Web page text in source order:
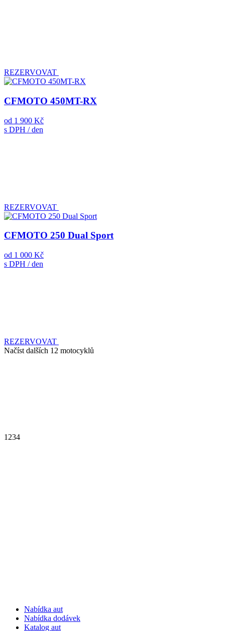
REZERVOVAT
CFMOTO 450MT-RX
od 1 900 Kč
s DPH / den
REZERVOVAT
CFMOTO 250 Dual Sport
od 1 000 Kč
s DPH / den
REZERVOVAT
Načíst dalších 12 motocyklů
1 234
Nabídka aut
Nabídka dodávek
Katalog aut